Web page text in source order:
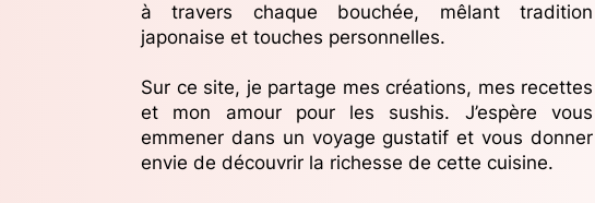
à travers chaque bouchée, mêlant tradition
japonaise et touches personnelles.
Sur ce site, je partage mes créations, mes recettes
et mon amour pour les sushis. J’espère vous
emmener dans un voyage gustatif et vous donner
envie de découvrir la richesse de cette cuisine.